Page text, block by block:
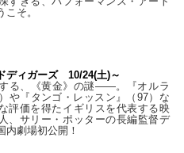
こそ。
ディガーズ 10/24(土)～
る、《黄金》の謎――。『オルラ
や『タンゴ・レッスン』（97）な
評価を得たイギリスを代表する映
、サリー・ポッターの長編監督デ
内劇場初公開！